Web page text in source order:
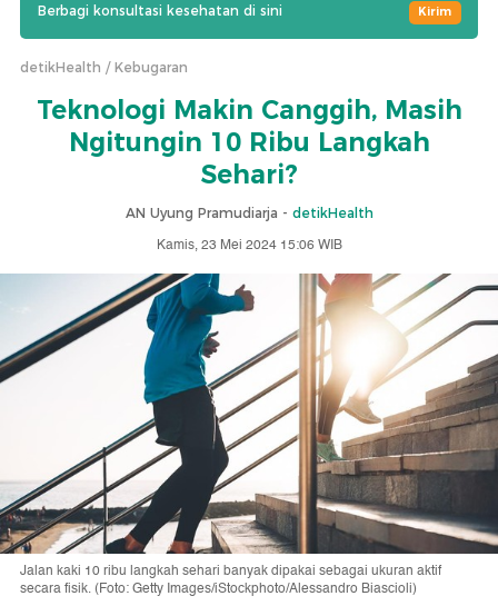
Berbagi konsultasi kesehatan di sini Kirim
detikHealth Kebugaran
Teknologi Makin Canggih, Masih
Ngitungin 10 Ribu Langkah
Sehari?
AN Uyung Pramudiarja - detikHealth
Kamis, 23 Mei 2024 15:06 WIB
Jalan kaki 10 ribu langkah sehari banyak dipakai sebagai ukuran aktif
secara fisik. (Foto: Getty Images/iStockphoto/Alessandro Biascioli)